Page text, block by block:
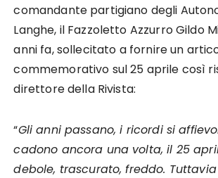
comandante partigiano degli
Langhe, il Fazzoletto Azzurro Gildo
anni fa, sollecitato a fornire un
commemorativo sul 25 aprile così
direttore della Rivista:
“Gli anni passano, i ricordi si
cadono ancora una volta, il 25
debole, trascurato, freddo.